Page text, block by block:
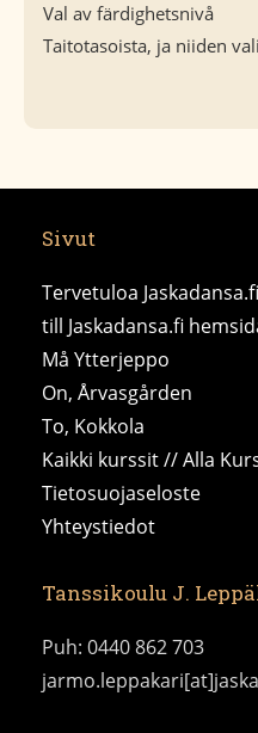
Val av färdighetsnivå
Taitotasoista, ja niiden
Sivut
Tervetuloa
till Jaskadansa.fi
Må Ytterjeppo
On, Årvasgården
To, Kokkola
Kaikki kurssit // Alla
Tietosuojaseloste
Yhteystiedot
Tanssikoulu J.
Puh: 0440 862 703